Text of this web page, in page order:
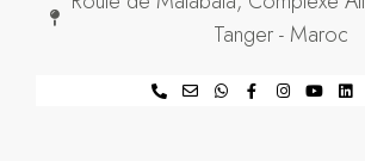
Tanger - Maroc